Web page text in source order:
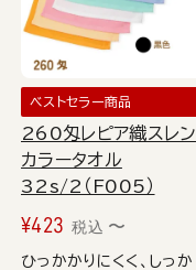
ベストセラー商品
260匁レピア織スレン
カラータオル
32s/2（F005）
¥423 税込 〜
ひっかかりにくく、しっか